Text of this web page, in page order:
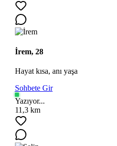
İrem, 28
Hayat kısa, anı yaşa
Sohbete Gir
Yazıyor...
11,3 km